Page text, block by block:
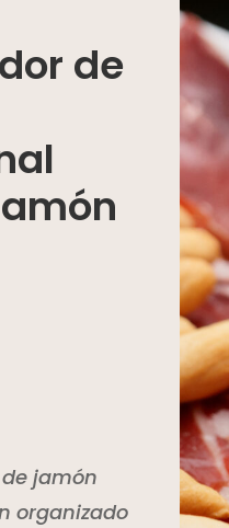
de
jamón
organizado